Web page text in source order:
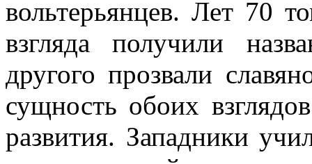
вольтерьянцев. Лет 70
взгляда получили
другого прозвали
сущность обоих
развития. Западники